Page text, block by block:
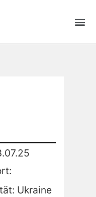
Ukraine